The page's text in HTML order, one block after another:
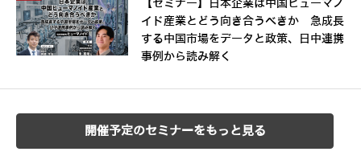
【セミナー】日本企業は中国ヒューマノ
イド産業とどう向き合うべきか 急成長
する中国市場をデータと政策、日中連携
事例から読み解く
開催予定のセミナーをもっと見る